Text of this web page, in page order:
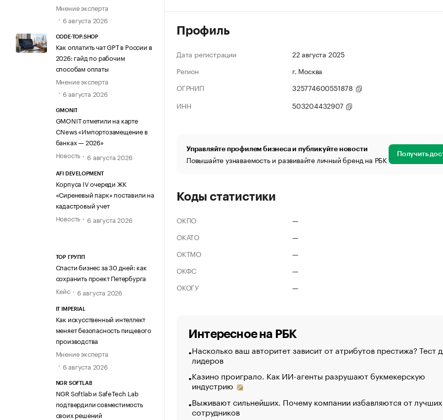
Мнение эксперта
6 августа 2026
CODE-TOP.SHOP
Как оплатить чат GPT в России в
2026: гайд по рабочим
способам оплаты
Мнение эксперта
6 августа 2026
GMONIT
GMONIT отметили на карте
CNews «Импортозамещение в
банках — 2026»
Новость
6 августа 2026
AFI DEVELOPMENT
Корпуса IV очереди ЖК
«Сиреневый парк» поставили на
кадастровый учет
Новость
6 августа 2026
ТОР ГРУПП
Спасти бизнес за 30 дней: как
сохранить проект Петербурга
Кейс
6 августа 2026
IT IMPERIAL
Как искусственный интеллект
меняет безопасность пищевого
производства
Мнение эксперта
6 августа 2026
NGR SOFTLAB
NGR Softlab и SafeTech Lab
подтвердили совместимость
своих решений
Профиль
Дата регистрации
22 августа 2025
Регион
г. Москва
ОГРНИП
325774600551878
ИНН
503204432907
Управляйте профилем бизнеса и публикуйте новости
Повышайте узнаваемость и развивайте личный бренд на РБК Получить
Коды статистики
ОКПО
—
ОКАТО
—
ОКТМО
—
ОКФС
—
ОКОГУ
—
Интересное на РБК
Насколько ваш авторитет зависит от атрибутов престижа? Тест
лидеров
Казино проиграло. Как ИИ-агенты разрушают букмекерскую
индустрию
Выживают сильнейших. Почему компании избавляются от лучших
сотрудников